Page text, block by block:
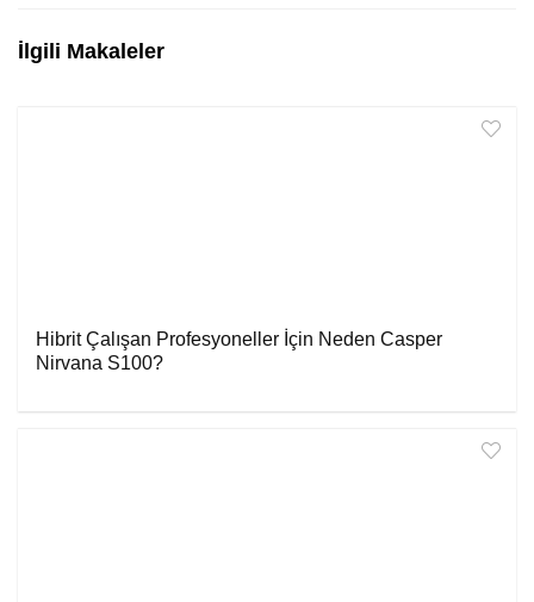
İlgili Makaleler
Hibrit Çalışan Profesyoneller İçin Neden Casper
Nirvana S100?